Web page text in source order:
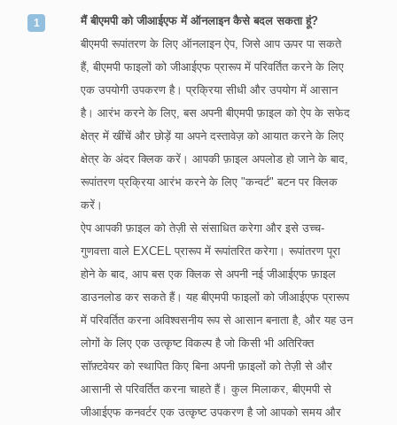
मैं बीएमपी को जीआईएफ में ऑनलाइन कैसे बदल सकता हूं?
बीएमपी रूपांतरण के लिए ऑनलाइन ऐप, जिसे आप ऊपर पा सकते
हैं, बीएमपी फाइलों को जीआईएफ प्रारूप में परिवर्तित करने के लिए
एक उपयोगी उपकरण है। प्रक्रिया सीधी और उपयोग में आसान
है। आरंभ करने के लिए, बस अपनी बीएमपी फ़ाइल को ऐप के सफेद
क्षेत्र में खींचें और छोड़ें या अपने दस्तावेज़ को आयात करने के लिए
क्षेत्र के अंदर क्लिक करें। आपकी फ़ाइल अपलोड हो जाने के बाद,
रूपांतरण प्रक्रिया आरंभ करने के लिए "कन्वर्ट" बटन पर क्लिक
करें।
ऐप आपकी फ़ाइल को तेज़ी से संसाधित करेगा और इसे उच्च-
गुणवत्ता वाले EXCEL प्रारूप में रूपांतरित करेगा। रूपांतरण पूरा
होने के बाद, आप बस एक क्लिक से अपनी नई जीआईएफ फ़ाइल
डाउनलोड कर सकते हैं। यह बीएमपी फाइलों को जीआईएफ प्रारूप
में परिवर्तित करना अविश्वसनीय रूप से आसान बनाता है, और यह उन
लोगों के लिए एक उत्कृष्ट विकल्प है जो किसी भी अतिरिक्त
सॉफ़्टवेयर को स्थापित किए बिना अपनी फ़ाइलों को तेज़ी से और
आसानी से परिवर्तित करना चाहते हैं। कुल मिलाकर, बीएमपी से
जीआईएफ कनवर्टर एक उत्कृष्ट उपकरण है जो आपको समय और